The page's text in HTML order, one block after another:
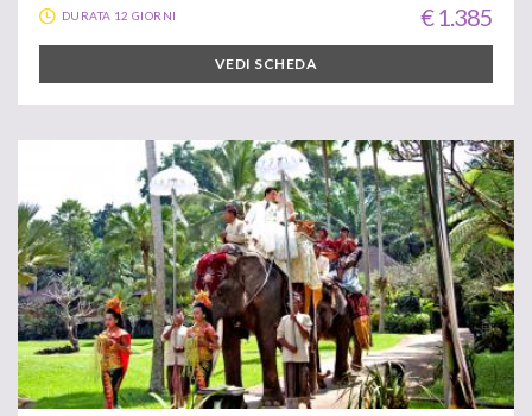
DURATA 12 GIORNI € 1.385
VEDI SCHEDA